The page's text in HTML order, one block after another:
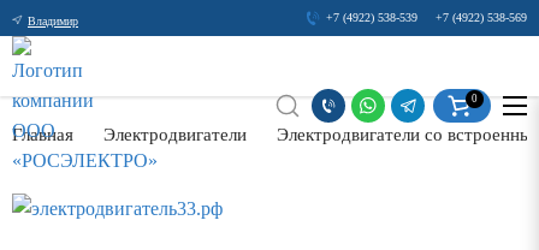
Владимир +7 (4922) 538-539 +7 (4922) 538-569
0
Главная Электродвигатели Электродвигатели со